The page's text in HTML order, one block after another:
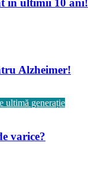
în ultimii 10 ani!
Alzheimer!
ultimă generație
varice?